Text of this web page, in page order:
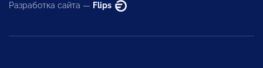
Разработка сайта — Flips